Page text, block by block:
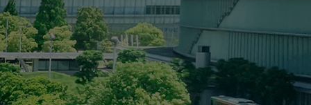
掲載されました